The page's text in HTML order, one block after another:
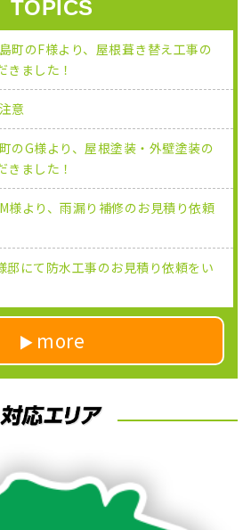
TOPICS
町のF様より、屋根葺き替え工事の
きました！
意
のG様より、屋根塗装・外壁塗装の
きました！
より、雨漏り補修のお見積り依頼
にて防水工事のお見積り依頼をい
more